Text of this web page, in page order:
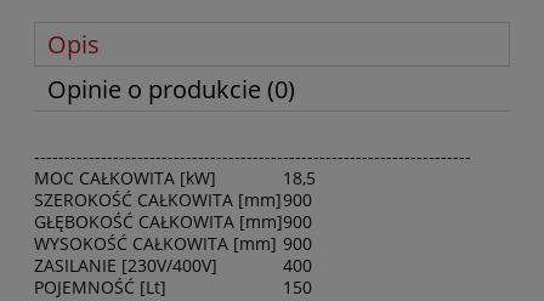
Opis
Opinie o produkcie (0)
------------------------------------------------------------------------
MOC CAŁKOWITA [kW]
18,5
SZEROKOŚĆ CAŁKOWITA [mm]900
GŁĘBOKOŚĆ CAŁKOWITA [mm]900
WYSOKOŚĆ CAŁKOWITA [mm] 900
ZASILANIE [230V/400V]
400
POJEMNOŚĆ [Lt]
150